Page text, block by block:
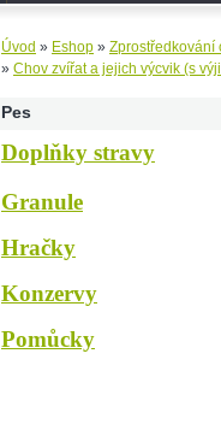
Úvod » Eshop » Zprostředkování
» Chov zvířat a jejich výcvik (s
Pes
Doplňky stravy
Granule
Hračky
Konzervy
Pomůcky